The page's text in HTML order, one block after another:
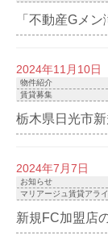
「不動産Gメ
2024年11月10日
物件紹介
賃貸募集
栃木県日光市新
2024年7月7日
お知らせ
マリアージュ賃貸アラ
新規FC加盟店